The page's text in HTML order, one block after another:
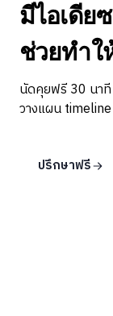
มีไอเดีย
ช่วยทำใ
นัดคุยฟรี 30 นาที
วางแผน
ปรึกษาฟรี